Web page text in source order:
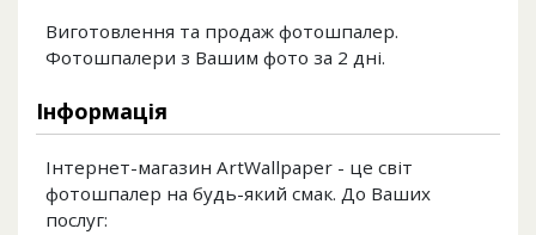
Виготовлення та продаж фотошпалер.
Фотошпалери з Вашим фото за 2 дні.
Інформація
Інтернет-магазин ArtWallpaper - це світ
фотошпалер на будь-який смак. До Ваших
послуг: